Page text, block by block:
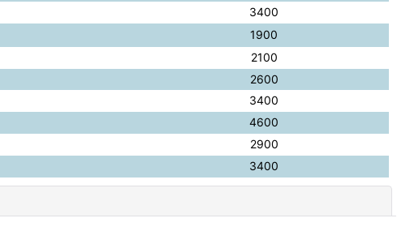
3400
1900
2100
2600
3400
4600
2900
3400